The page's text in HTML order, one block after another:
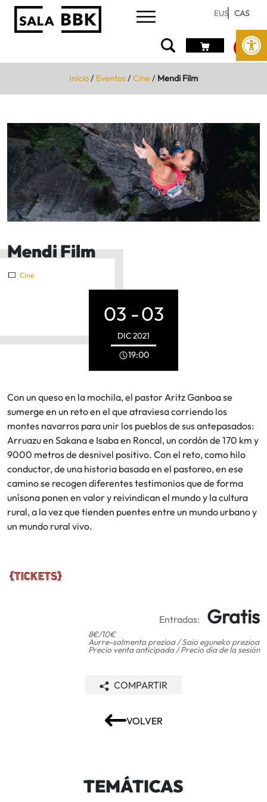
Abrir
EUS CAS
Inicio/ Eventos/Cine/ Mendi Film
Mendi Film
Cine
03 -03
DIC2021
19:00
Con un queso en la mochila, el pastor Aritz Ganboa se
sumerge en un reto en el que atraviesa corriendo los
montes navarros para unir los pueblos de sus antepasados:
Arruazu en Sakana e Isaba en Roncal, un cordón de 170 km y
9000 metros de desnivel positivo. Con el reto, como hilo
conductor, de una historia basada en el pastoreo, en ese
camino se recogen diferentes testimonios que de forma
unísona ponen en valor y reivindican el mundo y la cultura
rural, a la vez que tienden puentes entre un mundo urbano y
un mundo rural vivo.
Entradas: Gratis
8€/10€
Aurre-salmenta prezioa / Saio eguneko prezioa
Precio venta anticipada / Precio día de la sesión
VOLVER
COMPARTIR
TEMÁTICAS